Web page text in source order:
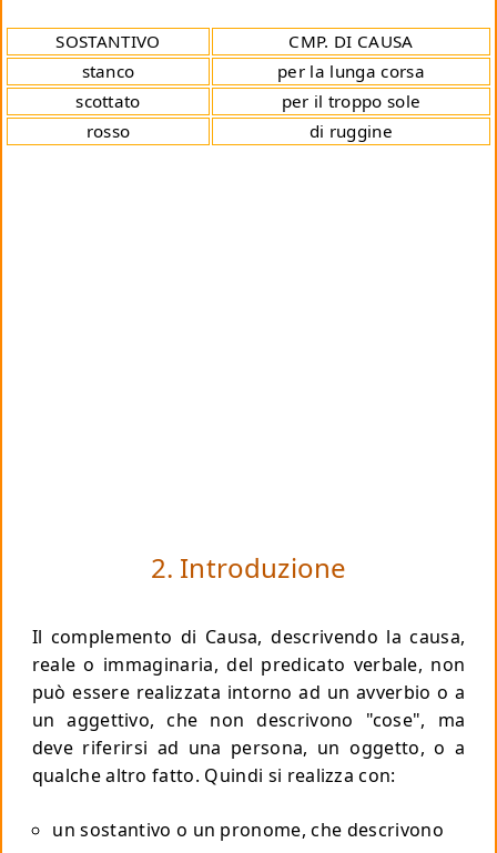
SOSTANTIVO
CMP. DI CAUSA
stanco
per la lunga corsa
scottato
per il troppo sole
rosso
di ruggine
2. Introduzione
Il complemento di Causa, descrivendo la causa,
reale o immaginaria, del predicato verbale, non
può essere realizzata intorno ad un avverbio o a
un aggettivo, che non descrivono "cose", ma
deve riferirsi ad una persona, un oggetto, o a
qualche altro fatto. Quindi si realizza con:
un sostantivo o un pronome, che descrivono